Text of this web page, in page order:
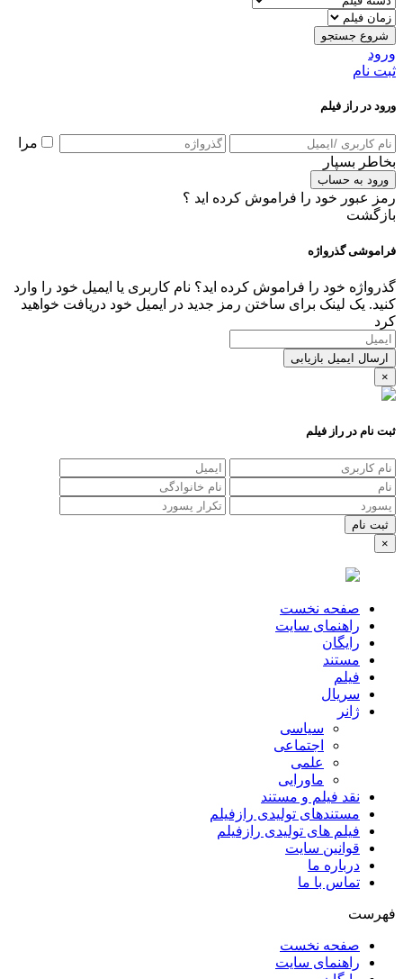
شروع جستجو
ورود
ثبت نام
ورود در راز فیلم
مرا
بخاطر بسپار
ورود به حساب
رمز عبور خود را فراموش کرده اید ؟
بازگشت
فراموشی گذرواژه
گذرواژه خود را فراموش کرده اید؟ نام کاربری یا ایمیل خود را وارد
کنید. یک لینک برای ساختن رمز جدید در ایمیل خود دریافت خواهید
کرد
ارسال ایمیل بازیابی
×
ثبت نام در راز فیلم
×
صفحه نخست
راهنمای سایت
رایگان
مستند
فیلم
سریال
ژانر
سیاسی
اجتماعی
علمی
ماورایی
نقد فیلم و مستند
مستندهای تولیدی رازفیلم
فیلم های تولیدی رازفیلم
قوانین سایت
درباره ما
تماس با ما
فهرست
صفحه نخست
راهنمای سایت